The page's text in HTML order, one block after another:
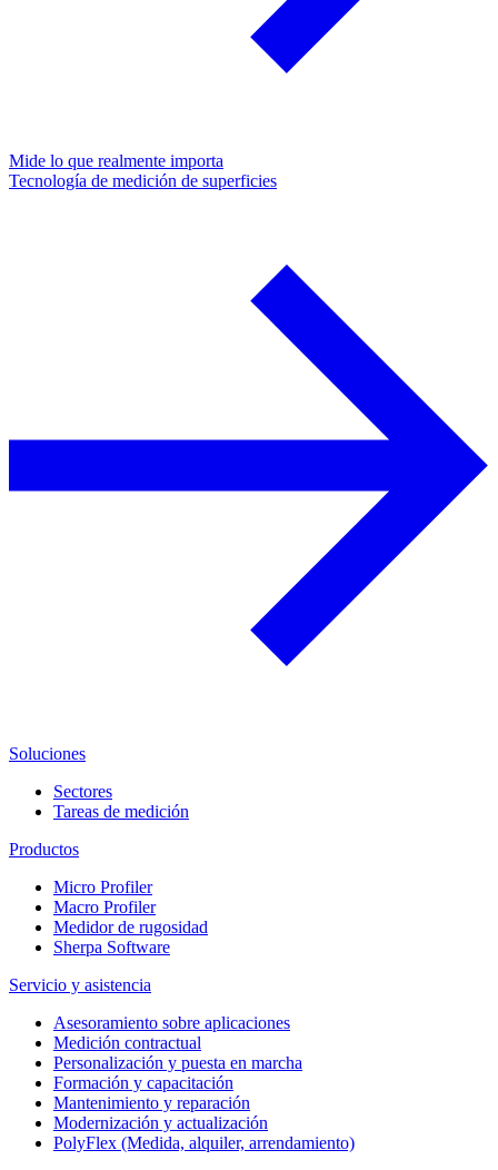
Mide lo que realmente importa
Tecnología de medición de superficies
Soluciones
Sectores
Tareas de medición
Productos
Micro Profiler
Macro Profiler
Medidor de rugosidad
Sherpa Software
Servicio y asistencia
Asesoramiento sobre aplicaciones
Medición contractual
Personalización y puesta en marcha
Formación y capacitación
Mantenimiento y reparación
Modernización y actualización
PolyFlex (Medida, alquiler, arrendamiento)